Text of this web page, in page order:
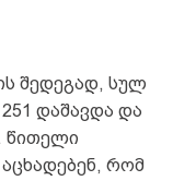
შედეგად, სულ
დაშავდა და
წითელი
რომ